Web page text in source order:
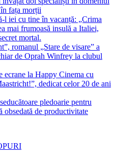
fața morții
l iei cu tine în vacanță: „Crima
mai frumoasă insulă a Italiei,
mortal.
romanul „Stare de visare” a
de Oprah Winfrey la clubul
ecrane la Happy Cinema cu
dedicat celor 20 de ani
pledoarie pentru
obsedată de productivitate